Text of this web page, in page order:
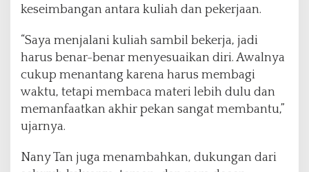
keseimbangan antara kuliah dan pekerjaan.
“Saya menjalani kuliah sambil bekerja, jadi
harus benar-benar menyesuaikan diri. Awalnya
cukup menantang karena harus membagi
waktu, tetapi membaca materi lebih dulu dan
memanfaatkan akhir pekan sangat membantu,”
ujarnya.
Nany Tan juga menambahkan, dukungan dari